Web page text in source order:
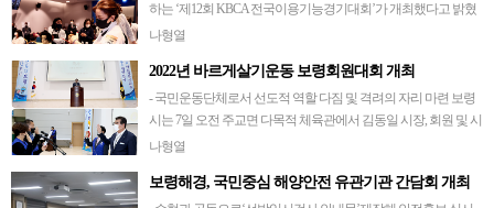
하는 ‘제12회 KBCA 전국이용기능경기대회’가 개최했다고 밝혔
다. 한국이용사회중앙회(회장 김선희)가 주최·주관한 이번 대회
나형열
2022년 바르게살기운동 보령회원대회 개최
- 국민운동단체로서 선도적 역할 다짐 및 격려의 자리 마련 보령
시는 7일 오전 주교면 다목적 체육관에서 김동일 시장, 회원 및 시
민 등 1000여 명이 참석한 가운데 바르게살기운동 보령회원대회
나형열
보령해경, 국민중심 해양안전 유관기관 간담회 개최